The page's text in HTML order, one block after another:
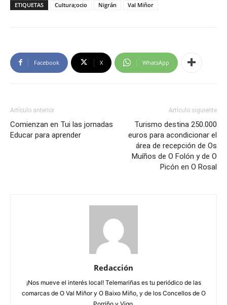
ETIQUETAS Cultura;ocio Nigrán Val Miñor
Facebook X WhatsApp
Artículo anterior
Comienzan en Tui las jornadas
Educar para aprender
Artículo siguiente
Turismo destina 250.000
euros para acondicionar el
área de recepción de Os
Muíños de O Folón y de O
Picón en O Rosal
Redacción
¡Nos mueve el interés local! Telemariñas es tu periódico de las
comarcas de O Val Miñor y O Baixo Miño, y de los Concellos de O